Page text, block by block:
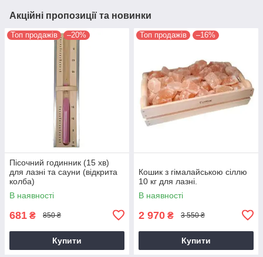
Акційні пропозиції та новинки
Топ продажів –20%
Пісочний годинник (15 хв)
для лазні та сауни (відкрита
колба)
В наявності
681 ₴ 850 ₴
Купити
Топ продажів –16%
Кошик з гімалайською сіллю
10 кг для лазні.
В наявності
2 970 ₴ 3 550 ₴
Купити